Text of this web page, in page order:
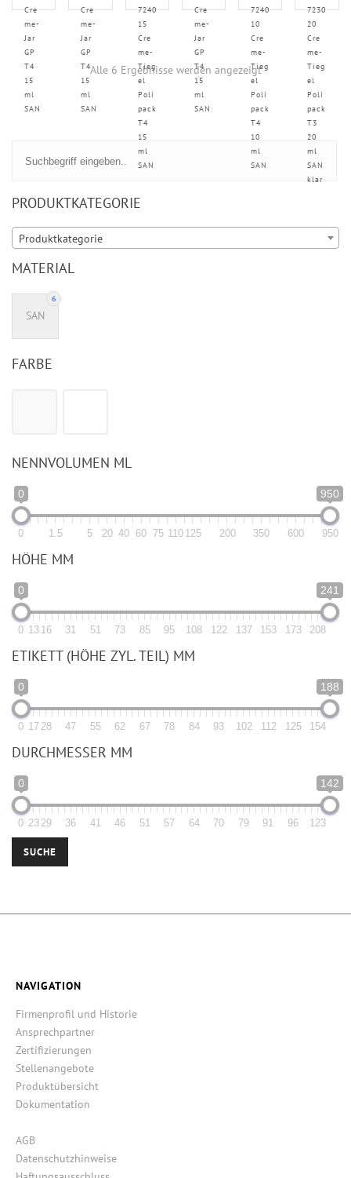
Cre
me-
Jar
GP
T4
15
ml
SAN
Cre
me-
Jar
GP
T4
15
ml
SAN
7240
15
Cre
me-
Tieg
el
Poli
pack
T4
15
ml
SAN
Cre
me-
Jar
GP
T4
15
ml
SAN
7240
10
Cre
me-
Tieg
el
Poli
pack
T4
10
ml
SAN
7230
20
Cre
me-
Tieg
el
Poli
pack
T3
20
ml
SAN
klar
Alle 6 Ergebnisse werden angezeigt
PRODUKTKATEGORIE
Produktkategorie
MATERIAL
6
SAN
FARBE
NENNVOLUMEN ML
0 950
0 1.5 5 20 40 60 75 110 125 200 350 600 950
HÖHE MM
0 241
0 13 16 31 51 73 85 95 108 122 137 153 173 208
ETIKETT (HÖHE ZYL. TEIL) MM
0 188
0 17 28 47 55 62 67 78 84 93 102 112 125 154
DURCHMESSER MM
0 142
0 23 29 36 41 46 51 57 64 70 79 91 96 123
SUCHE
NAVIGATION
Firmenprofil und Historie
Ansprechpartner
Zertifizierungen
Stellenangebote
Produktübersicht
Dokumentation
AGB
Datenschutzhinweise